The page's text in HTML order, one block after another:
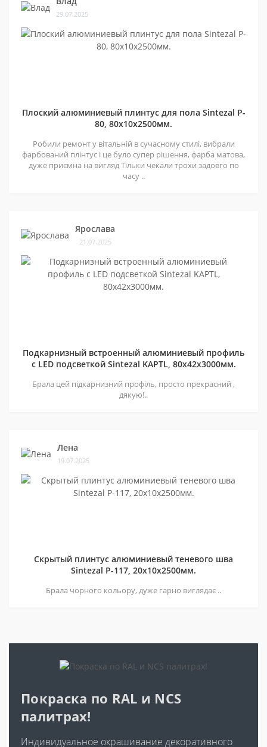
29.07.2025
Плоский алюминиевый плинтус для пола Sintezal P-
80, 80х10х2500мм.
Робили ремонт у вітальній в сучасному стилі, вибрали
фарбований плінтус і це було супер рішення, фарба матова,
дуже приємна на вигляд Тільки чекали трохи задовго по
часу ..
Ярослава
21.07.2025
Подкарнизный встроенный алюминиевый профиль
с LED подсветкой Sintezal KAPTL, 80х42x3000мм.
Брала цей підкарнизний профіль, просто прекрасний ,
дякую!..
Лена
19.07.2025
Скрытый плинтус алюминиевый теневого шва
Sintezal P-117, 20х10х2500мм.
Брала чорного кольору, дуже гарно виглядає ..
Покраска по RAL и NCS
палитрах!
Индивидуальное окрашивание декоративного